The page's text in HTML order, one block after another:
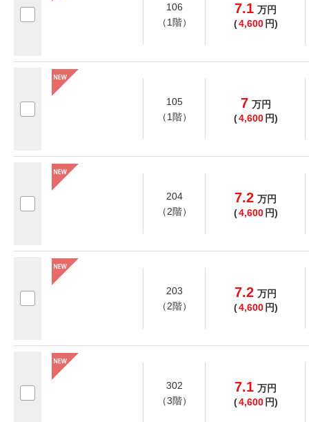
106
（1階）
7.1 万円
(4,600 円)
105
（1階）
7 万円
(4,600 円)
204
（2階）
7.2 万円
(4,600 円)
203
（2階）
7.2 万円
(4,600 円)
302
（3階）
7.1 万円
(4,600 円)